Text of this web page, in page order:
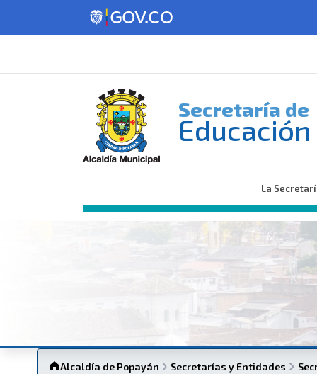
Secretaría de
Educación
La
Alcaldía de Popayán Secretarías y Entidades